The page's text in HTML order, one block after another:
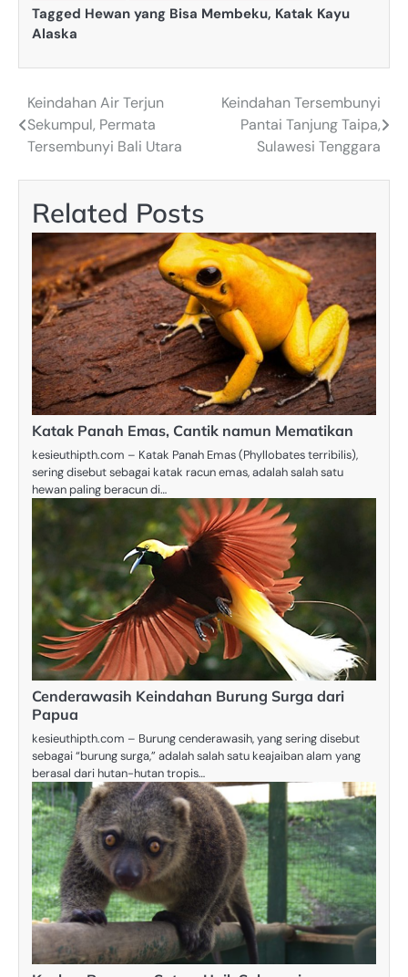
Tagged Hewan yang Bisa Membeku, Katak Kayu
Alaska
Post
navigation
Keindahan Air Terjun
Sekumpul, Permata
Tersembunyi Bali Utara
Keindahan Tersembunyi
Pantai Tanjung Taipa,
Sulawesi Tenggara
Related Posts
Katak Panah Emas, Cantik namun Mematikan
kesieuthipth.com – Katak Panah Emas (Phyllobates terribilis),
sering disebut sebagai katak racun emas, adalah salah satu
hewan paling beracun di…
Cenderawasih Keindahan Burung Surga dari
Papua
kesieuthipth.com – Burung cenderawasih, yang sering disebut
sebagai “burung surga,” adalah salah satu keajaiban alam yang
berasal dari hutan-hutan tropis…